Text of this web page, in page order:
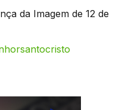
da Imagem de 12 de